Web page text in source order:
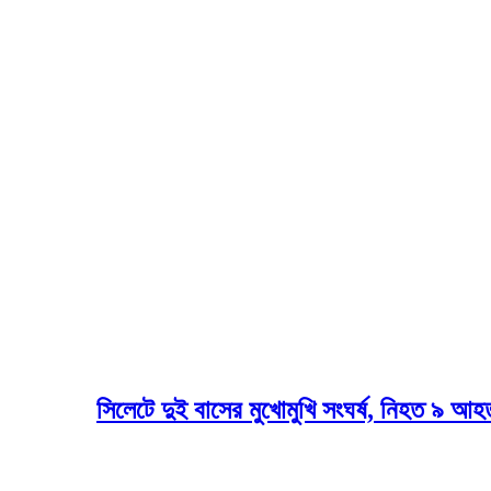
সিলেটে দুই বাসের মুখোমুখি সংঘর্ষ, নিহত ৯